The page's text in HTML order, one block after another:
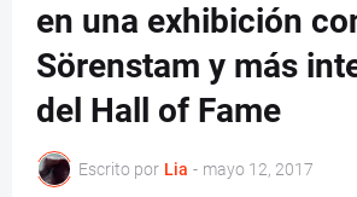
en una exhibición
Sörenstam y más
del Hall of Fame
Escrito por Lia - mayo 12, 2017